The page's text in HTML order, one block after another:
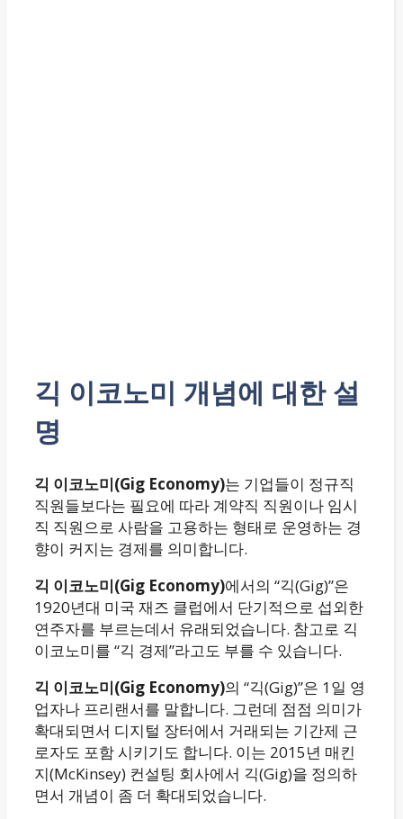
긱 이코노미 개념에 대한 설
명
긱 이코노미(Gig Economy)는 기업들이 정규직
직원들보다는 필요에 따라 계약직 직원이나 임시
직 직원으로 사람을 고용하는 형태로 운영하는 경
향이 커지는 경제를 의미합니다.
긱 이코노미(Gig Economy)에서의 “긱(Gig)”은
1920년대 미국 재즈 클럽에서 단기적으로 섭외한
연주자를 부르는데서 유래되었습니다. 참고로 긱
이코노미를 “긱 경제”라고도 부를 수 있습니다.
긱 이코노미(Gig Economy)의 “긱(Gig)”은 1일 영
업자나 프리랜서를 말합니다. 그런데 점점 의미가
확대되면서 디지털 장터에서 거래되는 기간제 근
로자도 포함 시키기도 합니다. 이는 2015년 매킨
지(McKinsey) 컨설팅 회사에서 긱(Gig)을 정의하
면서 개념이 좀 더 확대되었습니다.